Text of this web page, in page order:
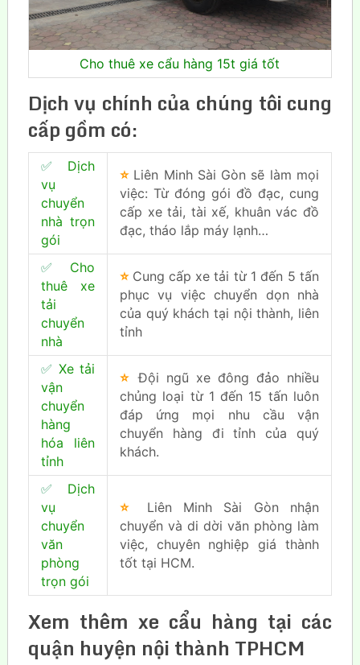
Cho thuê xe cẩu hàng 15t giá tốt
Dịch vụ chính của chúng tôi cung
cấp gồm có:
✅ Dịch
vụ
chuyển
nhà trọn
gói
⭐ Liên Minh Sài Gòn sẽ làm mọi
việc: Từ đóng gói đồ đạc, cung
cấp xe tải, tài xế, khuân vác đồ
đạc, tháo lắp máy lạnh…
✅
Cho
thuê xe
tải
chuyển
nhà
⭐ Cung cấp xe tải từ 1 đến 5 tấn
phục vụ việc chuyển dọn nhà
của quý khách tại nội thành, liên
tỉnh
✅ Xe tải
vận
chuyển
hàng
hóa liên
tỉnh
⭐Đội ngũ xe đông đảo nhiều
chủng loại từ 1 đến 15 tấn luôn
đáp ứng mọi nhu cầu vận
chuyển hàng đi tỉnh của quý
khách.
✅
Dịch
vụ
chuyển
văn
phòng
trọn gói
⭐ Liên Minh Sài Gòn nhận
chuyển và di dời văn phòng làm
việc, chuyên nghiệp giá thành
tốt tại HCM.
Xem thêm xe cẩu hàng tại các
quận huyện nội thành TPHCM